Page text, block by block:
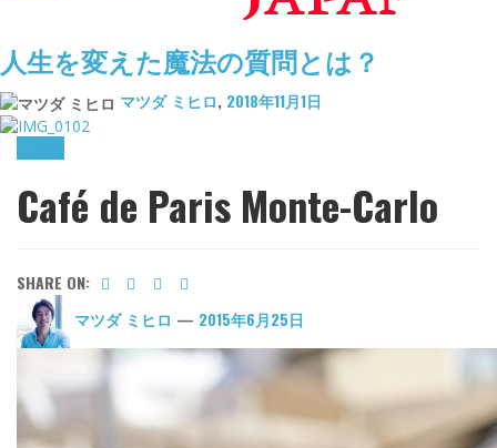
人生を変えた魔法の質問とは？
マツダ ミヒロ, 2018年11月1日
Café de Paris Monte-Carlo
SHARE ON:
マツダ ミヒロ — 2015年6月25日